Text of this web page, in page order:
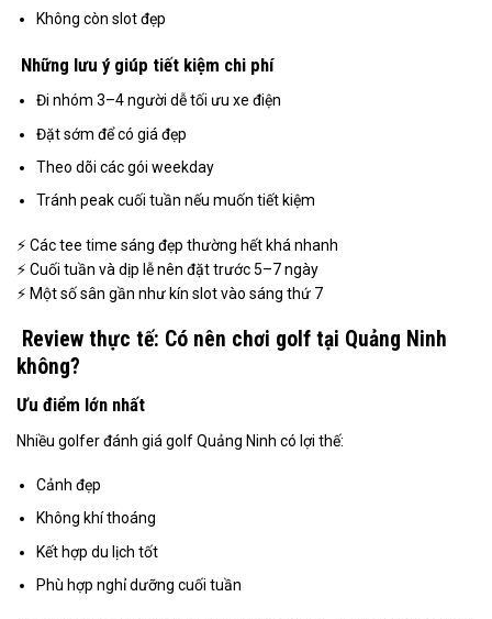
Không còn slot đẹp
Những lưu ý giúp tiết kiệm chi phí
Đi nhóm 3–4 người dễ tối ưu xe điện
Đặt sớm để có giá đẹp
Theo dõi các gói weekday
Tránh peak cuối tuần nếu muốn tiết kiệm
⚡ Các tee time sáng đẹp thường hết khá nhanh
⚡ Cuối tuần và dịp lễ nên đặt trước 5–7 ngày
⚡ Một số sân gần như kín slot vào sáng thứ 7
Review thực tế: Có nên chơi golf tại Quảng Ninh
không?
Ưu điểm lớn nhất
Nhiều golfer đánh giá golf Quảng Ninh có lợi thế:
Cảnh đẹp
Không khí thoáng
Kết hợp du lịch tốt
Phù hợp nghỉ dưỡng cuối tuần